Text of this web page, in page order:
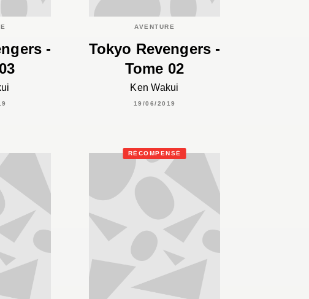
-
AVENTURE
Tokyo Revengers -
Tome 02
Ken Wakui
19/06/2019
RÉCOMPENSÉ